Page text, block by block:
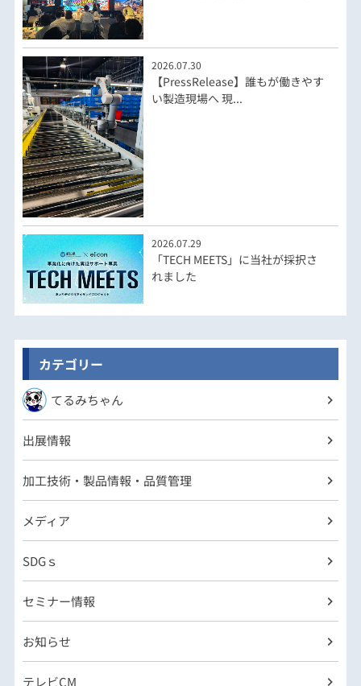
2026.07.30
【PressRelease】誰もが働きやす
い製造現場へ 現...
2026.07.29
「TECH MEETS」に当社が採択さ
れました
カテゴリー
てるみちゃん
出展情報
加工技術・製品情報・品質管理
メディア
SDGｓ
セミナー情報
お知らせ
テレビCM